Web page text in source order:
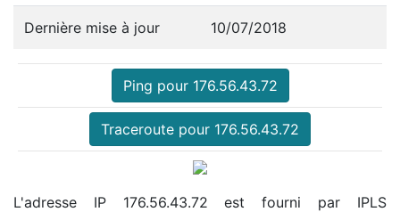
Dernière mise à jour 10/07/2018
Ping pour 176.56.43.72
Traceroute pour 176.56.43.72
L'adresse IP 176.56.43.72 est fourni par IPLS